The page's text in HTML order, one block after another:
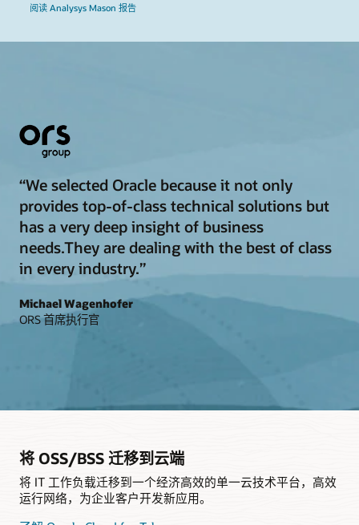
阅读 Analysys Mason 报告
“We selected Oracle because it not only
provides top-of-class technical solutions but
has a very deep insight of business
needs.They are dealing with the best of class
in every industry.”
Michael Wagenhofer
ORS 首席执行官
将 OSS/BSS 迁移到云端
将 IT 工作负载迁移到一个经济高效的单一云技术平台，高效
运行网络，为企业客户开发新应用。